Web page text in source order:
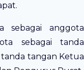
sebagai anggota
sebagai tanda
tangan Ketua